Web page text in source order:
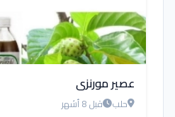
عصير مورنزي
حلب قبل 8 أشهر